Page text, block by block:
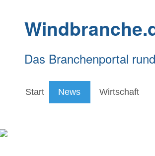
Das Branchenportal
Start News Wirtschaft